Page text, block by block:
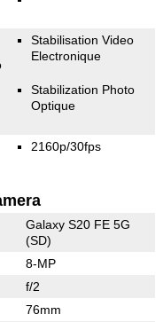
Stabilisation Video
Electronique
Stabilization Photo
Optique
2160p/30fps
Galaxy S20 FE 5G
(SD)
8-MP
f/2
76mm